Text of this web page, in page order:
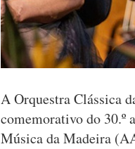
A Orquestra Clássica
comemorativo do 30.º
Música da Madeira